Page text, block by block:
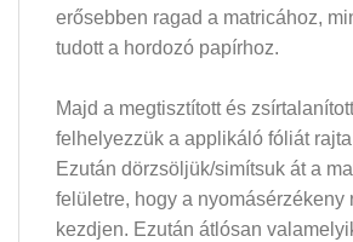
erősebben ragad a matricához,
tudott a hordozó papírhoz.
Majd a megtisztított és
felhelyezzük a applikáló fóliát
Ezután dörzsöljük/simítsuk át a
felületre, hogy a nyomásérzékeny
kezdjen. Ezután átlósan